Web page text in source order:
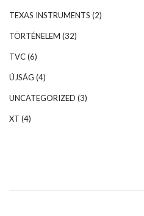
TEXAS INSTRUMENTS (2)
TÖRTÉNELEM (32)
TVC(6)
ÚJSÁG (4)
UNCATEGORIZED (3)
XT (4)